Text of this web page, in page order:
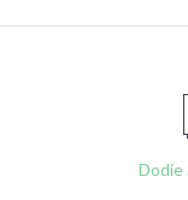
Dodie